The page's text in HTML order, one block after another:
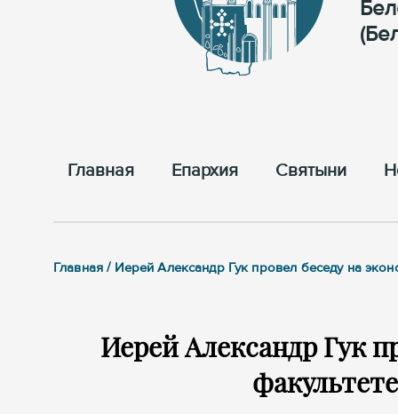
Главная Епархия Cвятыни
Главная / Иерей Александр Гук провел беседу на
Иерей Александр Гук